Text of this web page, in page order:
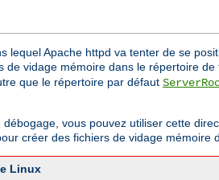
lequel Apache httpd va tenter de se
vidage mémoire dans le répertoire
que le répertoire par défaut
vous pouvez utiliser cette
créer des fichiers de vidage mémoire
Linux